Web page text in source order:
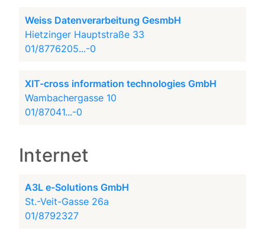
Weiss Datenverarbeitung GesmbH
Hietzinger Hauptstraße 33
01/8776205...-0
XIT-cross information technologies GmbH
Wambachergasse 10
01/87041...-0
Internet
A3L e-Solutions GmbH
St.-Veit-Gasse 26a
01/8792327